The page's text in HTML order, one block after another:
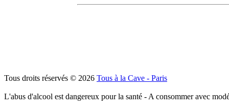
Tous droits réservés © 2026 Tous à la Cave - Paris
L'abus d'alcool est dangereux pour la santé - A consommer avec